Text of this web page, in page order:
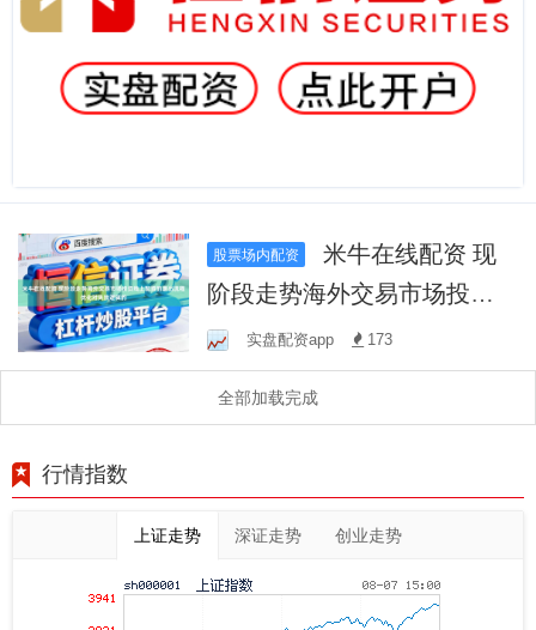
股票场内配资
米牛在线配资 现
阶段走势海外交易市场投资
线上配资的退出流程优化对
失效逻辑的
实盘配资app 173
全部加载完成
行情指数
上证走势 深证走势 创业走势